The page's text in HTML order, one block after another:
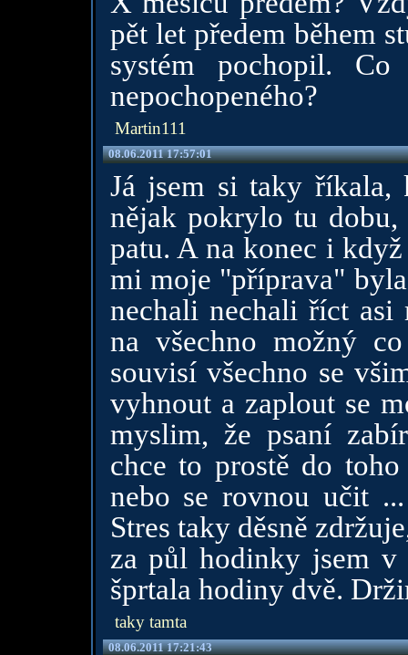
pět let předem během
systém pochopil.
nepochopeného?
Martin111
08.06.2011 17:57:01
Já jsem si taky
nějak pokrylo tu
patu. A na konec i
mi moje "příprava"
nechali nechali říct
na všechno možný
souvisí všechno se
vyhnout a zaplout se
myslim, že psaní
chce to prostě do
nebo se rovnou učit
Stres taky děsně
za půl hodinky jsem v
šprtala hodiny dvě.
taky tamta
08.06.2011 17:21:43